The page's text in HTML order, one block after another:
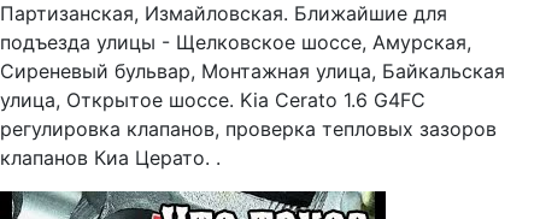
Партизанская, Измайловская. Ближайшие для
подъезда улицы - Щелковское шоссе, Амурская,
Сиреневый бульвар, Монтажная улица, Байкальская
улица, Открытое шоссе. Kia Cerato 1.6 G4FC
регулировка клапанов, проверка тепловых зазоров
клапанов Киа Церато. .